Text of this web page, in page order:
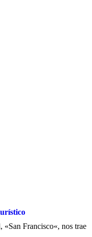
«San Francisco«, nos trae